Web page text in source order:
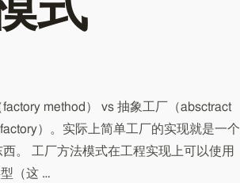
式
method） vs 抽象工厂（absctract
）。实际上简单工厂的实现就是一个
。 工厂方法模式在工程实现上可以使用
（这 …